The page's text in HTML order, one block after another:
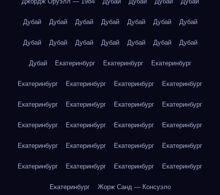
Дубай Дубай Дубай Дубай Дубай Дубай Дубай
Дубай Дубай Дубай Дубай Дубай Дубай Дубай
Дубай Екатеринбург Екатеринбург Екатеринбург
Екатеринбург Екатеринбург Екатеринбург Екатеринбург
Екатеринбург Екатеринбург Екатеринбург Екатеринбург
Екатеринбург Екатеринбург Екатеринбург Екатеринбург
Екатеринбург Екатеринбург Екатеринбург Екатеринбург
Екатеринбург Екатеринбург Екатеринбург Екатеринбург
Екатеринбург Жорж Санд — Консуэло